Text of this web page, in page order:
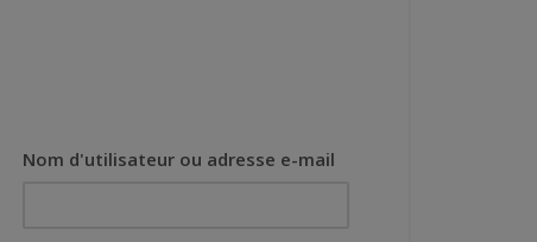
Nom d'utilisateur ou adresse e-mail